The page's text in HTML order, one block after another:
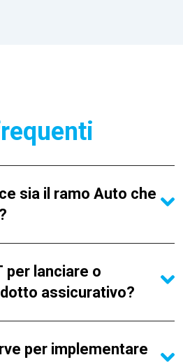
sia il ramo Auto che
per lanciare o
assicurativo?
per implementare